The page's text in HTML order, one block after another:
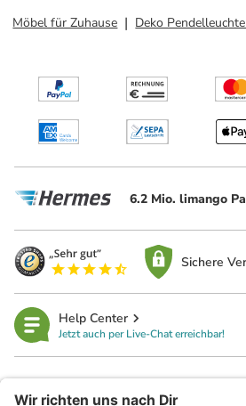
Möbel für Zuhause
Deko
6.2 Mio. limango
Sichere
Help Center
Jetzt auch per Live-Chat erreichbar!